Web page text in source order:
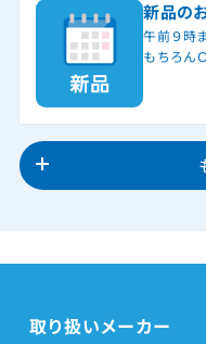
新品の
午前９時
もちろん
取り扱いメーカー